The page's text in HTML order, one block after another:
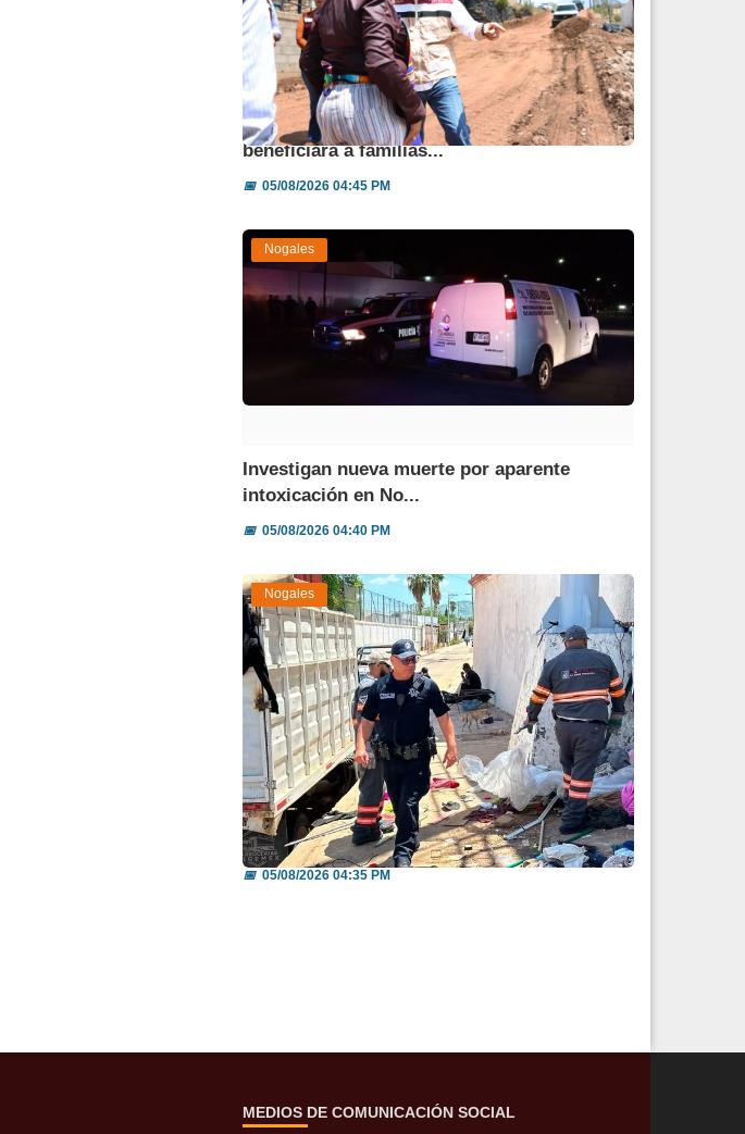
Avanza obra de pavimentación que
beneficiará a familias...
📅05/08/2026 04:45 PM
Nogales
Investigan nueva muerte por aparente
intoxicación en No...
📅05/08/2026 04:40 PM
Nogales
Invitan a reportar espacios públicos
invadidos a través...
📅05/08/2026 04:35 PM
MEDIOS DE COMUNICACIÓN SOCIAL